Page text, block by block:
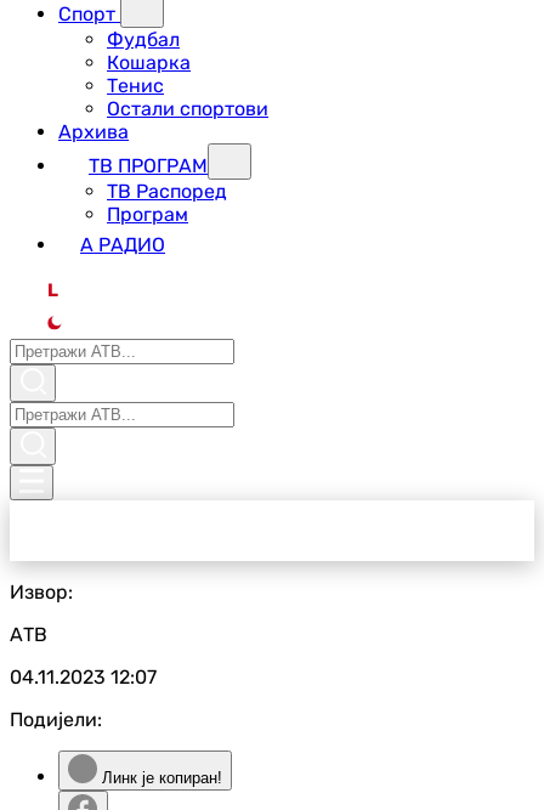
Спорт
Фудбал
Кошарка
Тенис
Остали спортови
Архива
ТВ ПРОГРАМ
ТВ Распоред
Програм
А РАДИО
L
Извор:
АТВ
04.11.2023 12:07
Подијели:
Линк је копиран!